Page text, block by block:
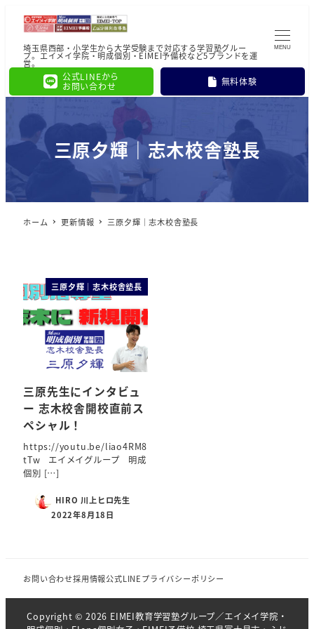
埼玉県西部・小学生から大学受験まで対応する学習塾グルー
プ。エイメイ学院・明成個別・EIMEI予備校など5ブランドを運
営。
公式LINEから
お問い合わせ
無料体験
MENU
三原夕輝｜志木校舎塾長
ホーム 更新情報 三原夕輝｜志木校舎塾長
三原夕輝｜志木校舎塾長
三原先生にインタビュ
ー 志木校舎開校直前ス
ペシャル！
https://youtu.be/liao4RM8
tTw エイメイグループ 明成
個別 […]
HIRO 川上ヒロ先生
2022年8月18日
お問い合わせ採用情報公式LINEプライバシーポリシー
Copyright © 2026 EIMEI教育学習塾グループ／エイメイ学院・